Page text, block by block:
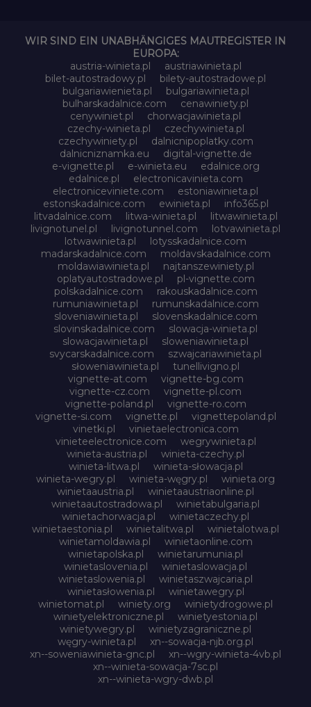
WIR SIND EIN UNABHÄNGIGES MAUTREGISTER IN
EUROPA:
austria-winieta.pl
austriawinieta.pl
bilet-autostradowy.pl
bilety-autostradowe.pl
bulgariawienieta.pl
bulgariawinieta.pl
bulharskadalnice.com
cenawiniety.pl
cenywiniet.pl
chorwacjawinieta.pl
czechy-winieta.pl
czechywinieta.pl
czechywiniety.pl
dalnicnipoplatky.com
dalnicniznamka.eu
digital-vignette.de
e-vignette.pl
e-winieta.eu
edalnice.org
edalnice.pl
electronicavinieta.com
electroniceviniete.com
estoniawinieta.pl
estonskadalnice.com
ewinieta.pl
info365.pl
litvadalnice.com
litwa-winieta.pl
litwawinieta.pl
livignotunel.pl
livignotunnel.com
lotvawinieta.pl
lotwawinieta.pl
lotysskadalnice.com
madarskadalnice.com
moldavskadalnice.com
moldawiawinieta.pl
najtanszewiniety.pl
oplatyautostradowe.pl
pl-vignette.com
polskadalnice.com
rakouskadalnice.com
rumuniawinieta.pl
rumunskadalnice.com
sloveniawinieta.pl
slovenskadalnice.com
slovinskadalnice.com
slowacja-winieta.pl
slowacjawinieta.pl
sloweniawinieta.pl
svycarskadalnice.com
szwajcariawinieta.pl
słoweniawinieta.pl
tunellivigno.pl
vignette-at.com
vignette-bg.com
vignette-cz.com
vignette-pl.com
vignette-poland.pl
vignette-ro.com
vignette-si.com
vignette.pl
vignettepoland.pl
vinetki.pl
vinietaelectronica.com
vinieteelectronice.com
wegrywinieta.pl
winieta-austria.pl
winieta-czechy.pl
winieta-litwa.pl
winieta-słowacja.pl
winieta-wegry.pl
winieta-węgry.pl
winieta.org
winietaaustria.pl
winietaaustriaonline.pl
winietaautostradowa.pl
winietabulgaria.pl
winietachorwacja.pl
winietaczechy.pl
winietaestonia.pl
winietalitwa.pl
winietalotwa.pl
winietamoldawia.pl
winietaonline.com
winietapolska.pl
winietarumunia.pl
winietaslovenia.pl
winietaslowacja.pl
winietaslowenia.pl
winietaszwajcaria.pl
winietasłowenia.pl
winietawegry.pl
winietomat.pl
winiety.org
winietydrogowe.pl
winietyelektroniczne.pl
winietyestonia.pl
winietywegry.pl
winietyzagraniczne.pl
węgry-winieta.pl
xn--sowacja-njb.org.pl
xn--soweniawinieta-gnc.pl
xn--wgry-winieta-4vb.pl
xn--winieta-sowacja-7sc.pl
xn--winieta-wgry-dwb.pl